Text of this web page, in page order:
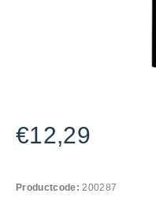
€12,29
Productcode:200287